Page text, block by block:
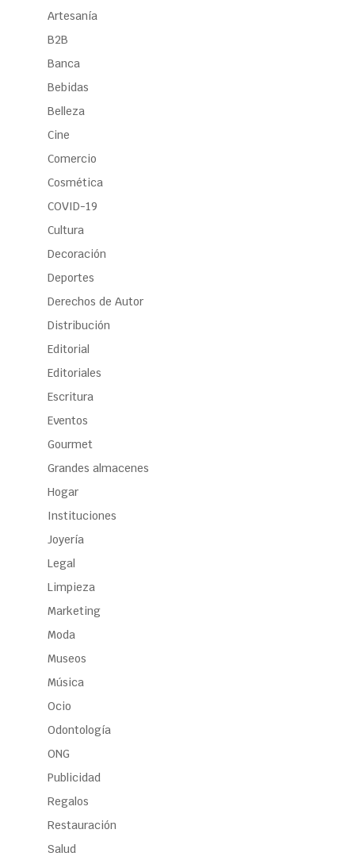
Artesanía
B2B
Banca
Bebidas
Belleza
Cine
Comercio
Cosmética
COVID-19
Cultura
Decoración
Deportes
Derechos de Autor
Distribución
Editorial
Editoriales
Escritura
Eventos
Gourmet
Grandes almacenes
Hogar
Instituciones
Joyería
Legal
Limpieza
Marketing
Moda
Museos
Música
Ocio
Odontología
ONG
Publicidad
Regalos
Restauración
Salud